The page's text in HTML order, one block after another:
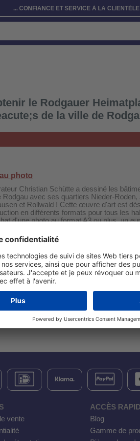
... CONFIANCE ET SERVICE À LA CLIENTÈLE
le Rodgauer
de la ville de
photo
Christian Schütte a dessiné les
Rodgau avec ses quartiers Nieder-
et Rollwald ! Cette œuvre d'art est
en différents formats pour tous les
d'une photo au format A3 ou plus, un
prix: €20,00
Format: A1 Poster
vente
ACCÈS
Blog
Gamme de